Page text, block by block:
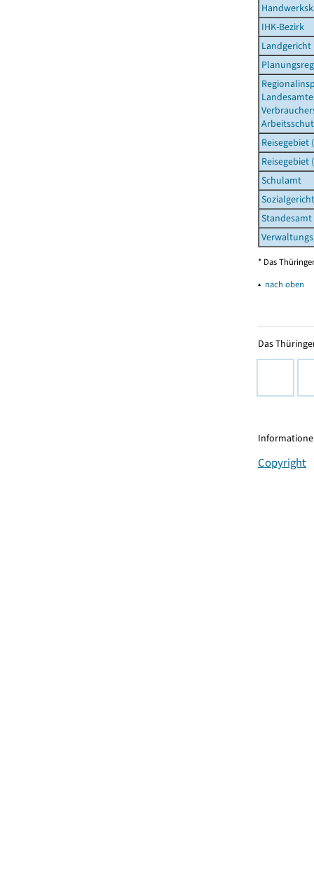
IHK-Bezirk
Landgericht
Reisegebiet
Reisegebiet
Schulamt
Sozialgericht
Standesamt
* Das
▴ nach oben
Das
Copyright